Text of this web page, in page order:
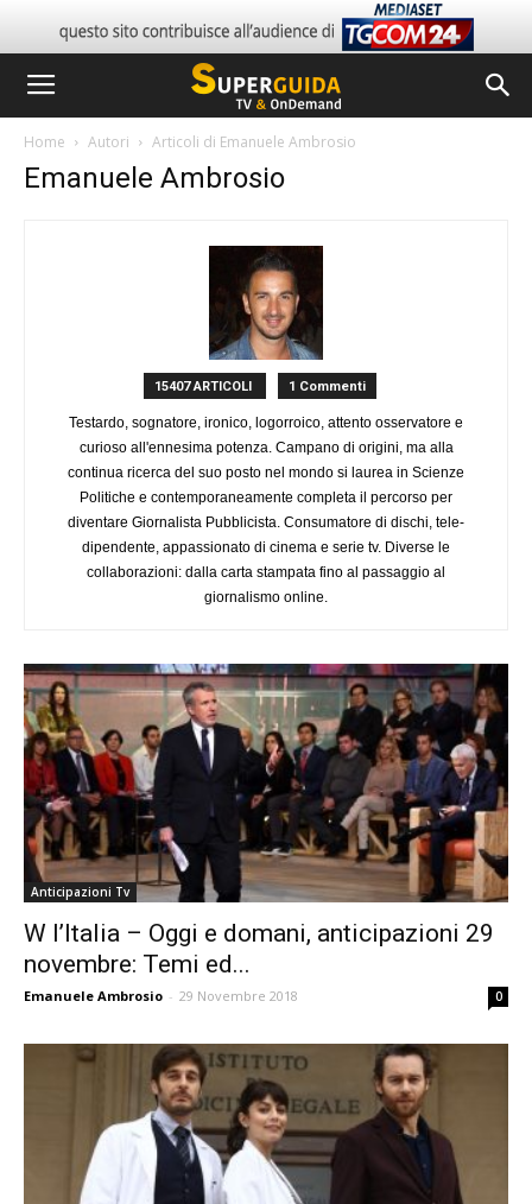
Home Autori Articoli di Emanuele Ambrosio
Emanuele Ambrosio
15407 ARTICOLI 1 Commenti
Testardo, sognatore, ironico, logorroico, attento osservatore e
curioso all'ennesima potenza. Campano di origini, ma alla
continua ricerca del suo posto nel mondo si laurea in Scienze
Politiche e contemporaneamente completa il percorso per
diventare Giornalista Pubblicista. Consumatore di dischi, tele-
dipendente, appassionato di cinema e serie tv. Diverse le
collaborazioni: dalla carta stampata fino al passaggio al
giornalismo online.
Anticipazioni Tv
W l’Italia – Oggi e domani, anticipazioni 29
novembre: Temi ed...
Emanuele Ambrosio - 29 Novembre 2018 0